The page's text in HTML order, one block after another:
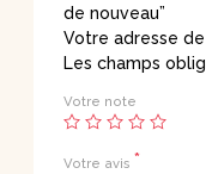
de nouveau”
Votre adresse
Les champs
Votre note
Votre avis *